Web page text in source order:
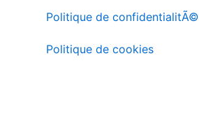
Politique de confidentialitÃ©
Politique de cookies